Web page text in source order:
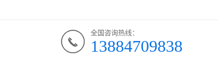
全国咨询热线：
13884709838